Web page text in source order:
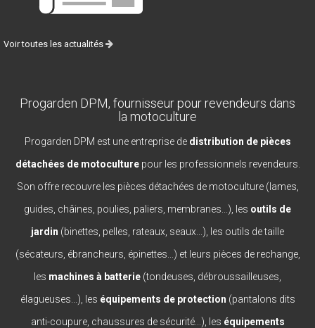
Voir toutes les actualités
Progarden DPM, fournisseur pour revendeurs dans
la motoculture
Progarden DPM est une entreprise de distribution de pièces
détachées de motoculturepour les professionnels revendeurs.
Son offre recouvre les pièces détachées de motoculture (lames,
guides, châines, poulies, paliers, membranes...), les outils de
jardin (binettes, pelles, rateaux, seaux...), les outils de taille
(sécateurs, ébrancheurs, épinettes...) et leurs pièces de rechange,
les machines à batterie (tondeuses, débroussailleuses,
élagueuses...), les équipements de protection (pantalons dits
anti-coupure, chaussures de sécurité...), les équipements